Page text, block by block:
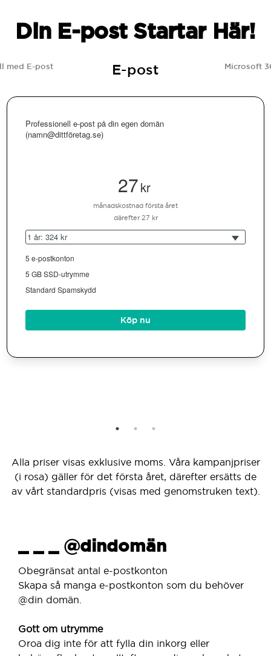
Din E-post Startar Här!
med E-post E-post Microsoft
Professionell e-post på din egen domän
(namn@dittföretag.se)
27kr
månadskostnad första året
därefter 27 kr
1 år: 324 kr
5 e-postkonton
5 GB SSD-utrymme
Standard Spamskydd
Köp nu
Alla priser visas exklusive moms. Våra kampanjpriser
(i rosa) gäller för det första året, därefter ersätts de
av vårt standardpris (visas med genomstruken text).
_ _ _ @dindomän
Obegränsat antal e-postkonton
Skapa så manga e-postkonton som du behöver
@din domän.
Gott om utrymme
Oroa dig inte för att fylla din inkorg eller